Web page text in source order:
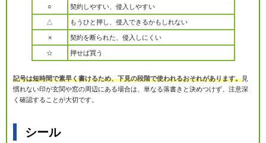
○ 契約しやすい、侵入しやすい
△ もうひと押し、侵入できるかもしれない
× 契約を断られた、侵入しにくい
☆ 押せば買う
記号は短時間で素早く書けるため、下見の段階で使われるおそれがあります。見
慣れない印が玄関や窓の周辺にある場合は、単なる落書きと決めつけず、注意深
く確認することが大切です。
シール